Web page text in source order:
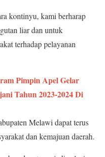
kontinyu, kami berharap
liar dan untuk
terhadap pelayanan
Pimpin Apel Gelar
Tahun 2023-2024 Di
Melawi dapat terus
dan kemajuan daerah.